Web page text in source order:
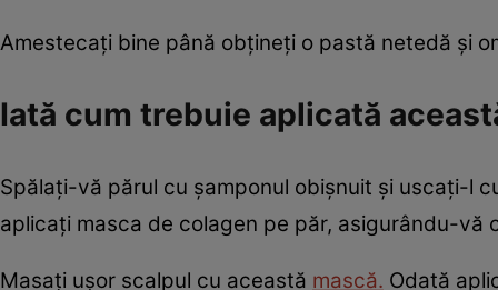
Amestecați bine până obțineți o pastă netedă și
Iată cum trebuie aplicată
Spălați-vă părul cu șamponul obișnuit și uscați-l
aplicați masca de colagen pe păr, asigurându-vă
Masați ușor scalpul cu această mască. Odată